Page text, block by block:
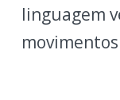
linguagem